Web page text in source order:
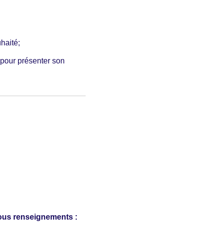
pour présenter son
renseignements :